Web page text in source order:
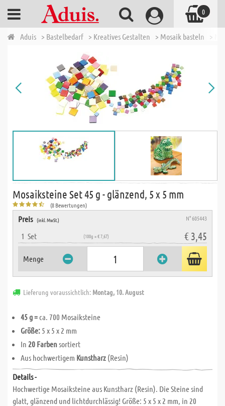
Aduis > Bastelbedarf > Kreatives Gestalten > Mosaik basteln >
Mosaiksteine Set 45 g - glänzend, 5 x 5 mm
(8 Bewertungen)
Preis (inkl. MwSt.) N° 605443
1 Set (100g = € 7,67) € 3,45
Menge
Lieferung voraussichtlich: Montag, 10. August
45 g =ca. 700 Mosaiksteine
Größe: 5 x 5 x 2 mm
In 20 Farbensortiert
Aus hochwertigem Kunstharz (Resin)
Details -
Hochwertige Mosaiksteine aus Kunstharz (Resin). Die Steine sind
glatt, glänzend und lichtdurchlässig! Größe: 5 x 5 x 2 mm, in 20
0